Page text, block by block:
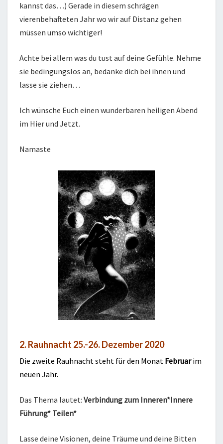
kannst das…) Gerade in diesem schrägen
vierenbehafteten Jahr wo wir auf Distanz gehen
müssen umso wichtiger!
Achte bei allem was du tust auf deine Gefühle. Nehme
sie bedingungslos an, bedanke dich bei ihnen und
lasse sie ziehen…
Ich wünsche Euch einen wunderbaren heiligen Abend
im Hier und Jetzt.
Namaste
2. Rauhnacht 25.-26. Dezember 2020
Die zweite Rauhnacht steht für den Monat Februarim
neuen Jahr.
Das Thema lautet: Verbindung zum Inneren*Innere
Führung* Teilen*
Lasse deine Visionen, deine Träume und deine Bitten